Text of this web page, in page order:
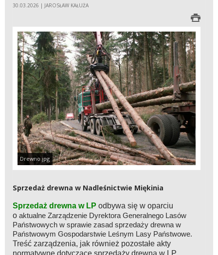
30.03.2026 | JAROSŁAW KAŁUŻA
Drewno.jpg
Sprzedaż drewna w Nadleśnictwie Miękinia
Sprzedaż drewna w LP odbywa się w oparciu
o aktualne Zarządzenie Dyrektora Generalnego Lasów
Państwowych w sprawie zasad sprzedaży drewna w
Państwowym Gospodarstwie Leśnym Lasy Państwowe.
Treść zarządzenia, jak również pozostałe akty